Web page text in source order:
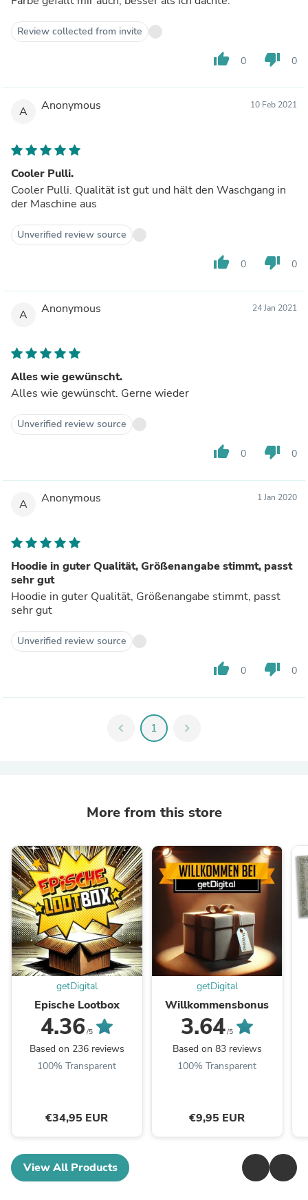
Review collected from invite
thumb_up 0 thumb_down 0
A Anonymous 10 Feb 2021
Cooler Pulli.
Cooler Pulli. Qualität ist gut und hält den Waschgang in
der Maschine aus
Unverified review source
thumb_up 0 thumb_down 0
A Anonymous 24 Jan 2021
Alles wie gewünscht.
Alles wie gewünscht. Gerne wieder
Unverified review source
thumb_up 0 thumb_down 0
A Anonymous 1 Jan 2020
Hoodie in guter Qualität, Größenangabe stimmt, passt
sehr gut
Hoodie in guter Qualität, Größenangabe stimmt, passt
sehr gut
Unverified review source
thumb_up 0 thumb_down 0
chevron_left 1 chevron_right
More from this store
getDigital
Epische Lootbox
4.36 /5
Based on 236 reviews
100% Transparent
€34,95 EUR
getDigital
Willkommensbonus
3.64/5
Based on 83 reviews
100% Transparent
€9,95 EUR
View All Products